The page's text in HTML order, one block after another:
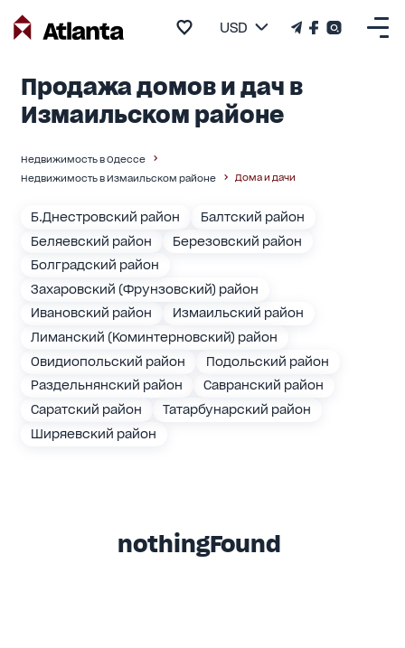
USD
Продажа домов и дач в
Измаильском районе
Недвижимость в Одессе
Недвижимость в Измаильском районе
Дома и дачи
Б.Днестровский район
Балтский район
Беляевский район
Березовский район
Болградский район
Захаровский (Фрунзовский) район
Ивановский район
Измаильский район
Лиманский (Коминтерновский) район
Овидиопольский район
Подольский район
Раздельнянский район
Савранский район
Саратский район
Татарбунарский район
Ширяевский район
nothingFound